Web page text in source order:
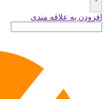
افزودن به علاقه مندی